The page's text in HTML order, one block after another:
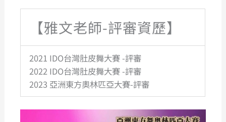
【雅文老師-評審資歷】
2021 IDO台灣肚皮舞大賽 -評審
2022 IDO台灣肚皮舞大賽 -評審
2023 亞洲東方奧林匹亞大賽-評審